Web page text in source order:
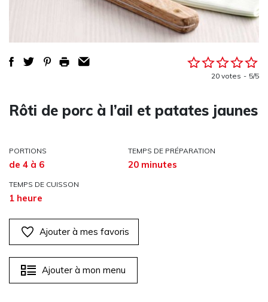
20 votes 5/5
Rôti de porc à l’ail et patates jaunes
PORTIONS
de 4 à 6
TEMPS DE PRÉPARATION
20 minutes
TEMPS DE CUISSON
1 heure
Ajouter à mes favoris
Ajouter à mon menu